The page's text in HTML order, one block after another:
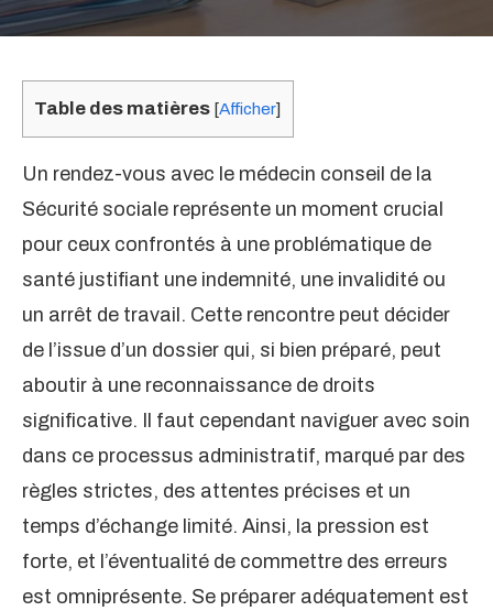
Table des matières [Afficher]
Un rendez-vous avec le médecin conseil de la
Sécurité sociale représente un moment crucial
pour ceux confrontés à une problématique de
santé justifiant une indemnité, une invalidité ou
un arrêt de travail. Cette rencontre peut décider
de l’issue d’un dossier qui, si bien préparé, peut
aboutir à une reconnaissance de droits
significative. Il faut cependant naviguer avec soin
dans ce processus administratif, marqué par des
règles strictes, des attentes précises et un
temps d’échange limité. Ainsi, la pression est
forte, et l’éventualité de commettre des erreurs
est omniprésente. Se préparer adéquatement est